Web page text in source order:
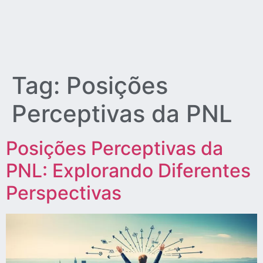
Tag: Posições
Perceptivas da PNL
Posições Perceptivas da
PNL: Explorando Diferentes
Perspectivas